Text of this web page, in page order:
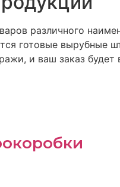
различного
готовые
и ваш заказ будет